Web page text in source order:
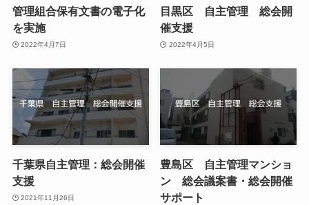
管理組合保有文書の電子化
を実施
2022年4月7日
目黒区 自主管理 総会開
催支援
2022年4月5日
千葉県自主管理：総会開催
支援
2021年11月26日
豊島区 自主管理マンショ
ン 総会議案書・総会開催
サポート